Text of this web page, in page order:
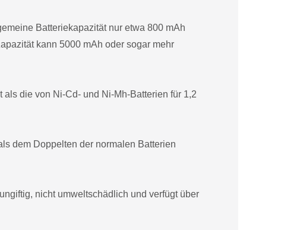
Batteriekapazität nur etwa 800 mAh
kann 5000 mAh oder sogar mehr
die von Ni-Cd- und Ni-Mh-Batterien für 1,2
dem Doppelten der normalen Batterien
nicht umweltschädlich und verfügt über